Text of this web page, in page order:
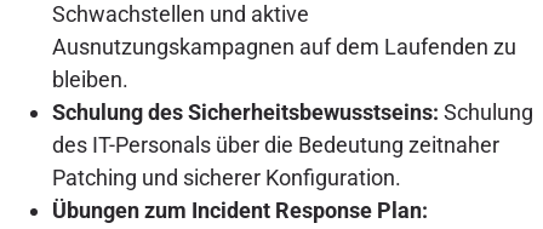
Schwachstellen und aktive
Ausnutzungskampagnen auf dem Laufenden zu
bleiben.
Schulung des Sicherheitsbewusstseins: Schulung
des IT-Personals über die Bedeutung zeitnaher
Patching und sicherer Konfiguration.
Übungen zum Incident Response Plan: